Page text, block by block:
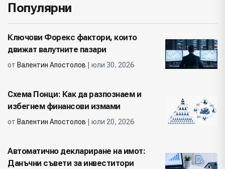
Популярни
Ключови Форекс фактори, които
движат валутните пазари
от Валентин Апостолов | юли 30, 2026
Схема Понци: Как да разпознаем и
избегнем финансови измами
от Валентин Апостолов | юли 20, 2026
Автоматично деклариране на имот:
Данъчни съвети за инвеститори